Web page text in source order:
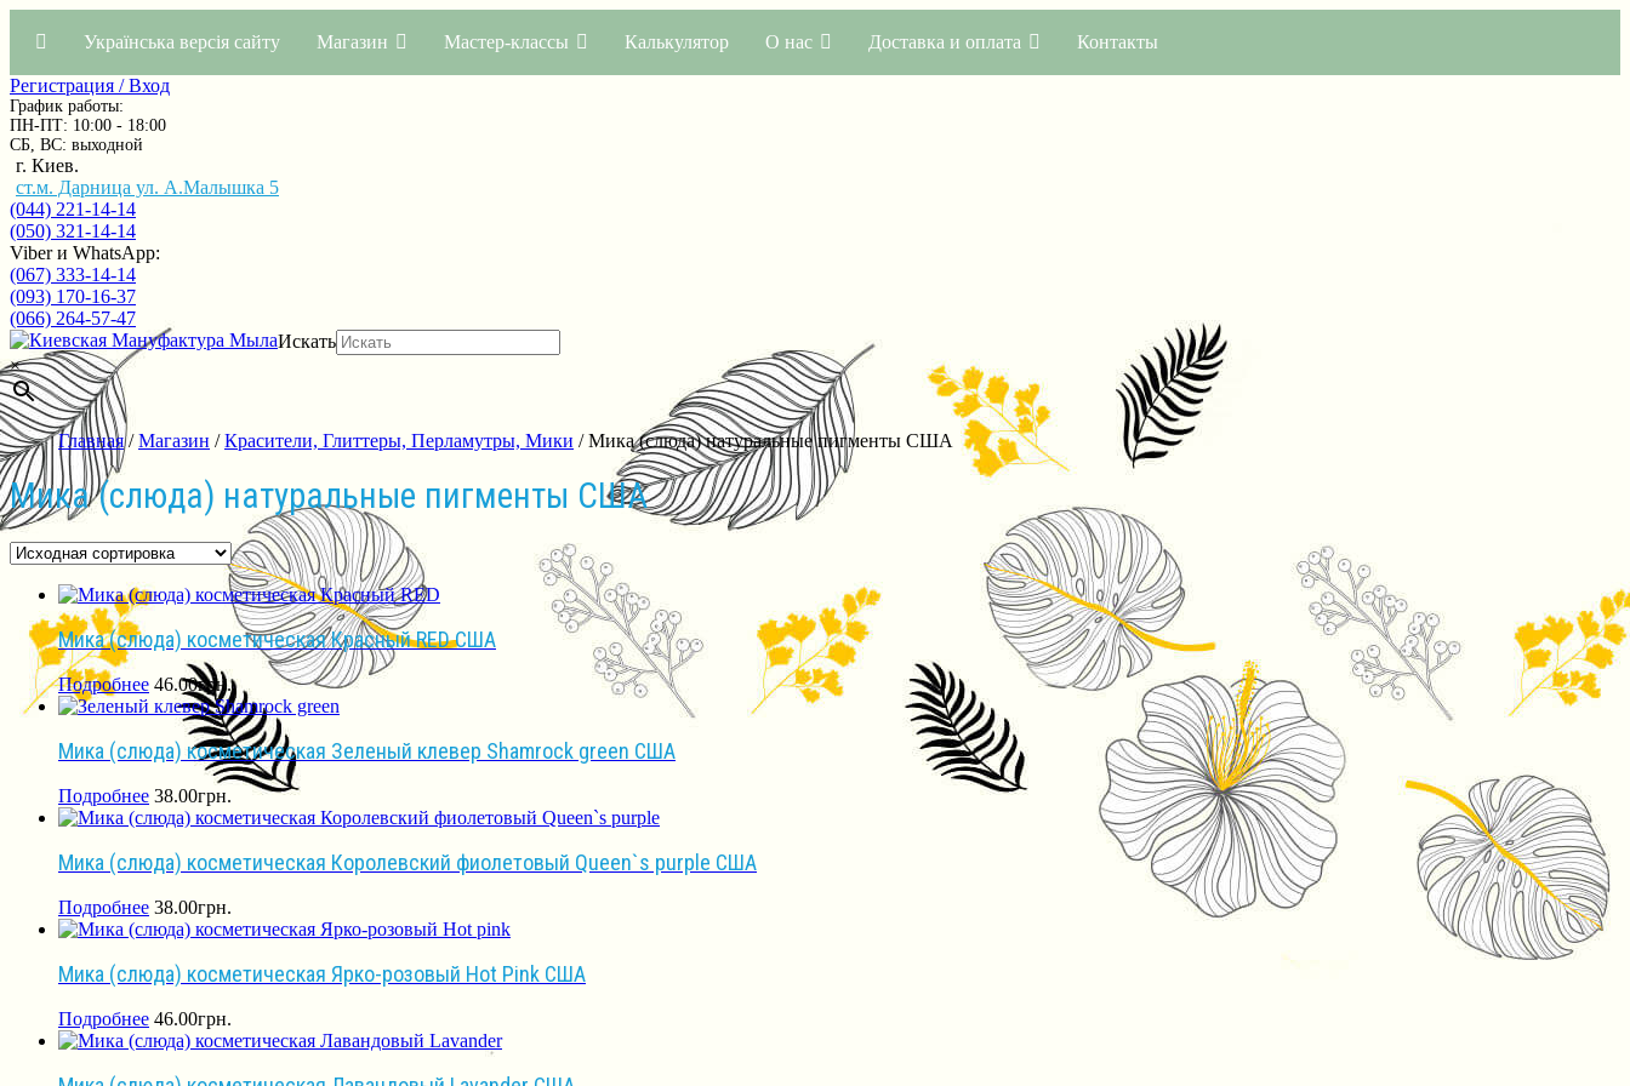
Українська версія сайту Магазин Мастер-классы Калькулятор О нас Доставка и оплата Контакты
Регистрация / Вход
График работы:
ПН-ПТ: 10:00 - 18:00
СБ, ВС: выходной
г. Киев.
ст.м. Дарница ул. А.Малышка 5
(044) 221-14-14
(050) 321-14-14
Viber и WhatsApp:
(067) 333-14-14
(093) 170-16-37
(066) 264-57-47
Искать
×
Главная/Магазин /Красители, Глиттеры, Перламутры, Мики / Мика (слюда) натуральные пигменты США
Мика (слюда) натуральные пигменты США
Мика (слюда) косметическая Красный RED США
Подробнее 46.00грн.
Мика (слюда) косметическая Зеленый клевер Shamrock green США
Подробнее 38.00грн.
Мика (слюда) косметическая Королевский фиолетовый Queen`s purple США
Подробнее 38.00грн.
Мика (слюда) косметическая Ярко-розовый Hot Pink США
Подробнее 46.00грн.